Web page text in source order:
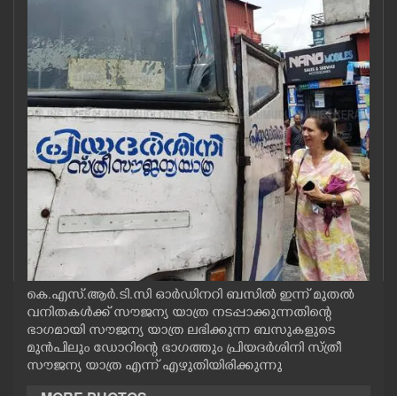
CINEMA
OPINION
PHOTOS
LIFESTYLE
SPIRITUAL
കെ.എസ്.ആർ.ടി.സി ഓർഡിനറി ബസിൽ ഇന്ന് മുതൽ
വനിതകൾക്ക് സൗജന്യ യാത്ര നടപ്പാക്കുന്നതിന്റെ
ഭാഗമായി സൗജന്യ യാത്ര ലഭിക്കുന്ന ബസുകളുടെ
മുൻപിലും ഡോറിന്റെ ഭാഗത്തും പ്രിയദർശിനി സ്ത്രീ
സൗജന്യ യാത്ര എന്ന് എഴുതിയിരിക്കുന്നു